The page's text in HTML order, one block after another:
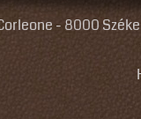
- 8000